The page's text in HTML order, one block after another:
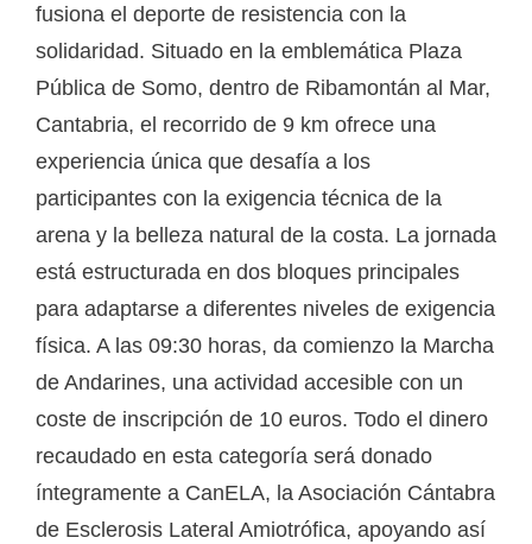
fusiona el deporte de resistencia con la
solidaridad. Situado en la emblemática Plaza
Pública de Somo, dentro de Ribamontán al Mar,
Cantabria, el recorrido de 9 km ofrece una
experiencia única que desafía a los
participantes con la exigencia técnica de la
arena y la belleza natural de la costa. La jornada
está estructurada en dos bloques principales
para adaptarse a diferentes niveles de exigencia
física. A las 09:30 horas, da comienzo la Marcha
de Andarines, una actividad accesible con un
coste de inscripción de 10 euros. Todo el dinero
recaudado en esta categoría será donado
íntegramente a CanELA, la Asociación Cántabra
de Esclerosis Lateral Amiotrófica, apoyando así